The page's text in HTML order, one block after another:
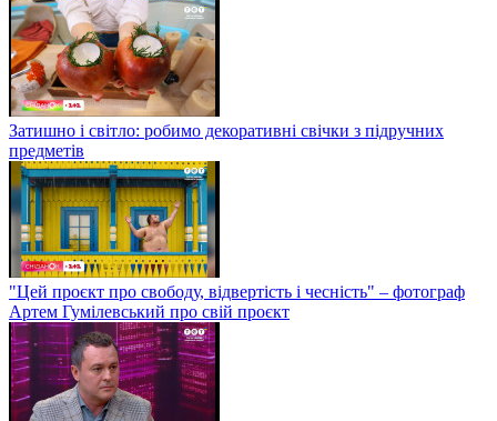
Затишно і світло: робимо декоративні свічки з підручних
предметів
"Цей проєкт про свободу, відвертість і чесність" – фотограф
Артем Гумілевський про свій проєкт